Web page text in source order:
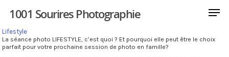
1001 Sourires Photographie
Lifestyle
La séance photo LIFESTYLE, c’est quoi ? Et pourquoi elle peut être le choix
parfait pour votre prochaine session de photo en famille?